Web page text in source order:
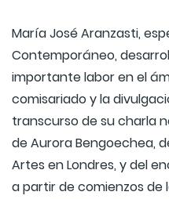
María José Aranzasti,
Contemporáneo,
importante labor en el
comisariado y la
transcurso de su charla
de Aurora Bengoechea,
Artes en Londres, y del
a partir de comienzos de